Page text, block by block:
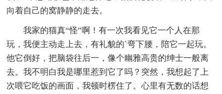
向着自己的窝静静的走去。
我家的猫真“怪”啊！有一次我看见它一个人在那
玩，我便主动走上去，有礼貌的`弯下腰，陪它一起玩。
他它倒好，把脑袋往后一，像个幽雅高贵的绅士一般离
去。我不明白我是哪里惹到它了吗？突然，我想起了上
次喂它吃饭的画面，我顿时楞住了。心里有无数的话想